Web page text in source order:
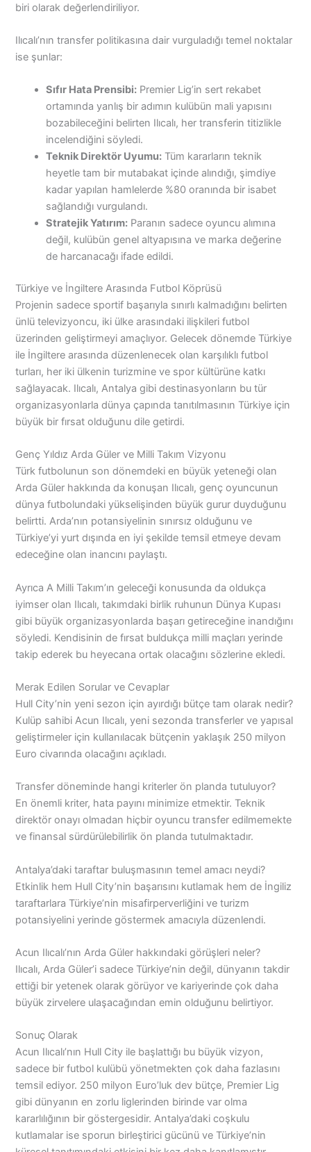
biri olarak değerlendiriliyor.
Ilıcalı’nın transfer politikasına dair vurguladığı temel noktalar
ise şunlar:
Sıfır Hata Prensibi: Premier Lig’in sert rekabet
ortamında yanlış bir adımın kulübün mali yapısını
bozabileceğini belirten Ilıcalı, her transferin titizlikle
incelendiğini söyledi.
Teknik Direktör Uyumu: Tüm kararların teknik
heyetle tam bir mutabakat içinde alındığı, şimdiye
kadar yapılan hamlelerde %80 oranında bir isabet
sağlandığı vurgulandı.
Stratejik Yatırım: Paranın sadece oyuncu alımına
değil, kulübün genel altyapısına ve marka değerine
de harcanacağı ifade edildi.
Türkiye ve İngiltere Arasında Futbol Köprüsü
Projenin sadece sportif başarıyla sınırlı kalmadığını belirten
ünlü televizyoncu, iki ülke arasındaki ilişkileri futbol
üzerinden geliştirmeyi amaçlıyor. Gelecek dönemde Türkiye
ile İngiltere arasında düzenlenecek olan karşılıklı futbol
turları, her iki ülkenin turizmine ve spor kültürüne katkı
sağlayacak. Ilıcalı, Antalya gibi destinasyonların bu tür
organizasyonlarla dünya çapında tanıtılmasının Türkiye için
büyük bir fırsat olduğunu dile getirdi.
Genç Yıldız Arda Güler ve Milli Takım Vizyonu
Türk futbolunun son dönemdeki en büyük yeteneği olan
Arda Güler hakkında da konuşan Ilıcalı, genç oyuncunun
dünya futbolundaki yükselişinden büyük gurur duyduğunu
belirtti. Arda’nın potansiyelinin sınırsız olduğunu ve
Türkiye’yi yurt dışında en iyi şekilde temsil etmeye devam
edeceğine olan inancını paylaştı.
Ayrıca A Milli Takım’ın geleceği konusunda da oldukça
iyimser olan Ilıcalı, takımdaki birlik ruhunun Dünya Kupası
gibi büyük organizasyonlarda başarı getireceğine inandığını
söyledi. Kendisinin de fırsat buldukça milli maçları yerinde
takip ederek bu heyecana ortak olacağını sözlerine ekledi.
Merak Edilen Sorular ve Cevaplar
Hull City’nin yeni sezon için ayırdığı bütçe tam olarak nedir?
Kulüp sahibi Acun Ilıcalı, yeni sezonda transferler ve yapısal
geliştirmeler için kullanılacak bütçenin yaklaşık 250 milyon
Euro civarında olacağını açıkladı.
Transfer döneminde hangi kriterler ön planda tutuluyor?
En önemli kriter, hata payını minimize etmektir. Teknik
direktör onayı olmadan hiçbir oyuncu transfer edilmemekte
ve finansal sürdürülebilirlik ön planda tutulmaktadır.
Antalya’daki taraftar buluşmasının temel amacı neydi?
Etkinlik hem Hull City’nin başarısını kutlamak hem de İngiliz
taraftarlara Türkiye’nin misafirperverliğini ve turizm
potansiyelini yerinde göstermek amacıyla düzenlendi.
Acun Ilıcalı’nın Arda Güler hakkındaki görüşleri neler?
Ilıcalı, Arda Güler’i sadece Türkiye’nin değil, dünyanın takdir
ettiği bir yetenek olarak görüyor ve kariyerinde çok daha
büyük zirvelere ulaşacağından emin olduğunu belirtiyor.
Sonuç Olarak
Acun Ilıcalı’nın Hull City ile başlattığı bu büyük vizyon,
sadece bir futbol kulübü yönetmekten çok daha fazlasını
temsil ediyor. 250 milyon Euro’luk dev bütçe, Premier Lig
gibi dünyanın en zorlu liglerinden birinde var olma
kararlılığının bir göstergesidir. Antalya’daki coşkulu
kutlamalar ise sporun birleştirici gücünü ve Türkiye’nin